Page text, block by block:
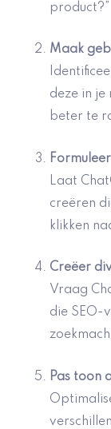
product?”
Maak
deze in
beter te
Formuleer
Laat
creëren
klikken
Creëer
Vraag
die SEO-
Pas toon